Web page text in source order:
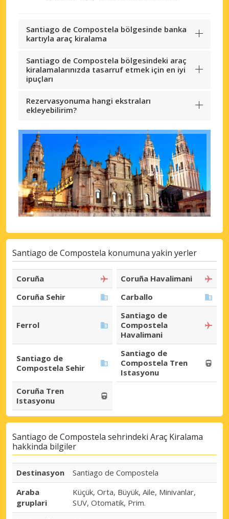
Santiago de Compostela bölgesinde banka
kartıyla araç kiralama
Santiago de Compostela bölgesindeki araç
kiralamalarınızda tasarruf etmek için en iyi
ipuçları
Rezervasyonuma hangi ekstraları
ekleyebilirim?
Santiago de Compostela konumuna yakin yerler
Coruña
Coruña Havalimani
Coruña Sehir
Carballo
Ferrol
Santiago de
Compostela
Havalimani
Santiago de
Compostela Sehir
Santiago de
Compostela Tren
Istasyonu
Coruña Tren
Istasyonu
Santiago de Compostela sehrindeki Araç Kiralama
hakkinda bilgiler
Destinasyon
Santiago de Compostela
Araba
gruplari
Küçük, Orta, Büyük, Aile, Minivanlar,
SUV, Otomatik, Prim.